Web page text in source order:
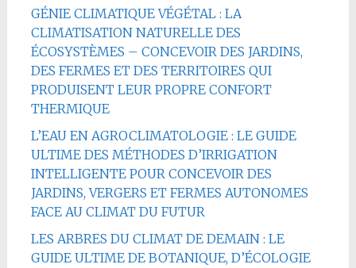
GÉNIE CLIMATIQUE VÉGÉTAL : LA
CLIMATISATION NATURELLE DES
ÉCOSYSTÈMES – CONCEVOIR DES JARDINS,
DES FERMES ET DES TERRITOIRES QUI
PRODUISENT LEUR PROPRE CONFORT
THERMIQUE
L’EAU EN AGROCLIMATOLOGIE : LE GUIDE
ULTIME DES MÉTHODES D’IRRIGATION
INTELLIGENTE POUR CONCEVOIR DES
JARDINS, VERGERS ET FERMES AUTONOMES
FACE AU CLIMAT DU FUTUR
LES ARBRES DU CLIMAT DE DEMAIN : LE
GUIDE ULTIME DE BOTANIQUE, D’ÉCOLOGIE